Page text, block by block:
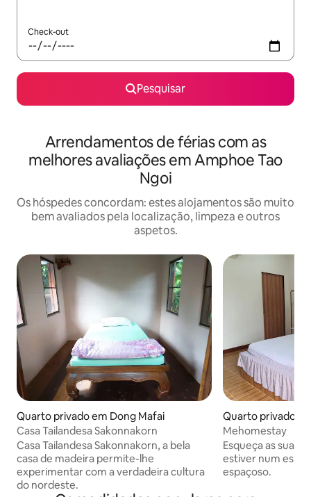
Check-out
Pesquisar
Arrendamentos de férias com as
melhores avaliações em Amphoe Tao
Ngoi
Os hóspedes concordam: estes alojamentos são muito
bem avaliados pela localização, limpeza e outros
aspetos.
Quarto privado em Dong Mafai
Casa Tailandesa Sakonnakorn
Casa Tailandesa Sakonnakorn, a bela
casa de madeira permite-lhe
experimentar com a verdadeira cultura
do nordeste.
Quarto privado
Mehomestay
Esqueça as suas
estiver num
espaçoso.